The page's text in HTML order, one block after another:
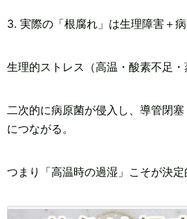
3. 実際の「根腐れ」は生理障害＋
生理的ストレス（高温・酸素不足・
二次的に病原菌が侵入し、導管閉
につながる。
つまり「高温時の過湿」こそが決定